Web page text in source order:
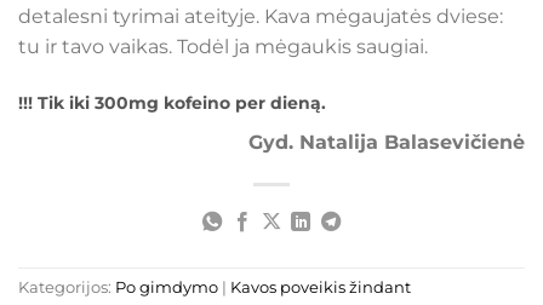
detalesni tyrimai ateityje. Kava mėgaujatės dviese:
tu ir tavo vaikas. Todėl ja mėgaukis saugiai.
!!! Tik iki 300mg kofeino per dieną.
Gyd. Natalija Balasevičienė
Kategorijos: Po gimdymo | Kavos poveikis žindant